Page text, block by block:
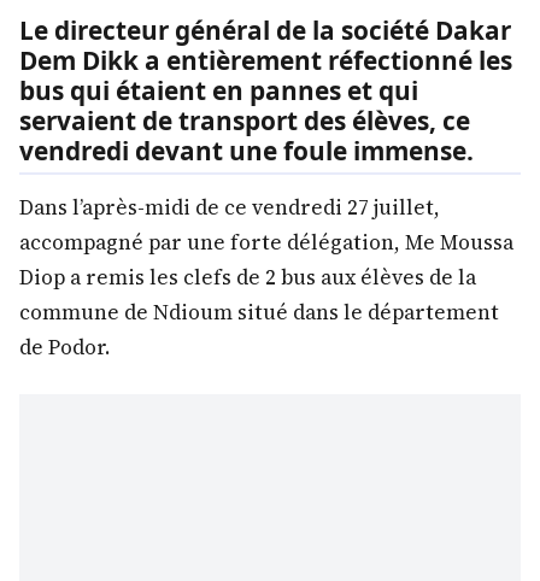
Le directeur général de la société Dakar
Dem Dikk a entièrement réfectionné les
bus qui étaient en pannes et qui
servaient de transport des élèves, ce
vendredi devant une foule immense.
Dans l’après-midi de ce vendredi 27 juillet,
accompagné par une forte délégation, Me Moussa
Diop a remis les clefs de 2 bus aux élèves de la
commune de Ndioum situé dans le département
de Podor.